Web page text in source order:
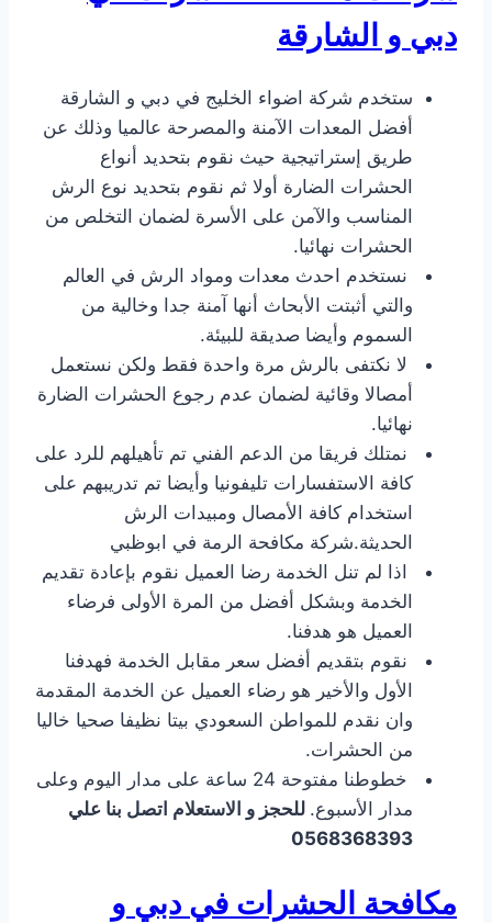
دبي و الشارقة
ستخدم شركة اضواء الخليج في دبي و الشارقة
أفضل المعدات الآمنة والمصرحة عالميا وذلك عن
طريق إستراتيجية حيث نقوم بتحديد أنواع
الحشرات الضارة أولا ثم نقوم بتحديد نوع الرش
المناسب والآمن على الأسرة لضمان التخلص من
الحشرات نهائيا.
نستخدم احدث معدات ومواد الرش في العالم
والتي أثبتت الأبحاث أنها آمنة جدا وخالية من
السموم وأيضا صديقة للبيئة.
لا نكتفى بالرش مرة واحدة فقط ولكن نستعمل
أمصالا وقائية لضمان عدم رجوع الحشرات الضارة
نهائيا.
نمتلك فريقا من الدعم الفني تم تأهيلهم للرد على
كافة الاستفسارات تليفونيا وأيضا تم تدريبهم على
استخدام كافة الأمصال ومبيدات الرش
الحديثة.شركة مكافحة الرمة في ابوظبي
اذا لم تنل الخدمة رضا العميل نقوم بإعادة تقديم
الخدمة وبشكل أفضل من المرة الأولى فرضاء
العميل هو هدفنا.
نقوم بتقديم أفضل سعر مقابل الخدمة فهدفنا
الأول والأخير هو رضاء العميل عن الخدمة المقدمة
وان نقدم للمواطن السعودي بيتا نظيفا صحيا خاليا
من الحشرات.
خطوطنا مفتوحة 24 ساعة على مدار اليوم وعلى
مدار الأسبوع. للحجز و الاستعلام اتصل بنا علي
0568368393
مكافحة الحشرات في دبي و